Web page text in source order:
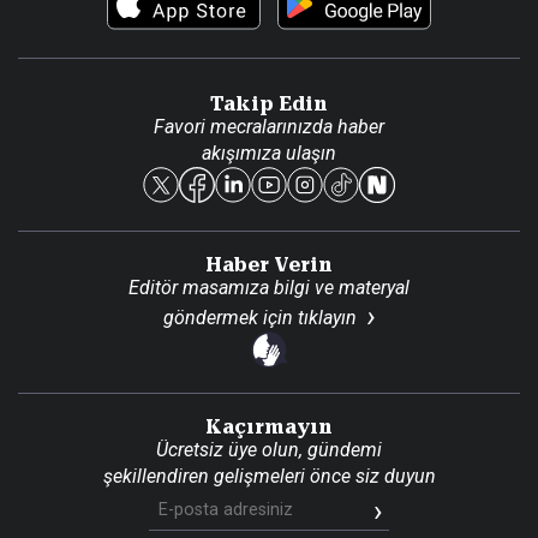
Reklam Ver
Takip Edin
Favori mecralarınızda haber
akışımıza ulaşın
Haber Verin
Editör masamıza bilgi ve materyal
göndermek için tıklayın
Kaçırmayın
Ücretsiz üye olun, gündemi
şekillendiren gelişmeleri önce siz duyun